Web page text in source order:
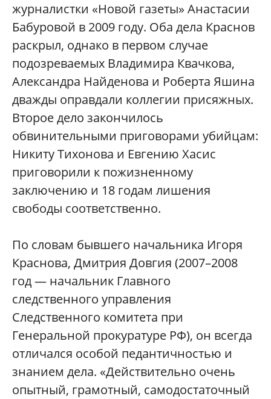
журналистки «Новой газеты» Анастасии
Бабуровой в 2009 году. Оба дела Краснов
раскрыл, однако в первом случае
подозреваемых Владимира Квачкова,
Александра Найденова и Роберта Яшина
дважды оправдали коллегии присяжных.
Второе дело закончилось
обвинительными приговорами убийцам:
Никиту Тихонова и Евгению Хасис
приговорили к пожизненному
заключению и 18 годам лишения
свободы соответственно.
По словам бывшего начальника Игоря
Краснова, Дмитрия Довгия (2007–2008
год — начальник Главного
следственного управления
Следственного комитета при
Генеральной прокуратуре РФ), он всегда
отличался особой педантичностью и
знанием дела. «Действительно очень
опытный, грамотный, самодостаточный